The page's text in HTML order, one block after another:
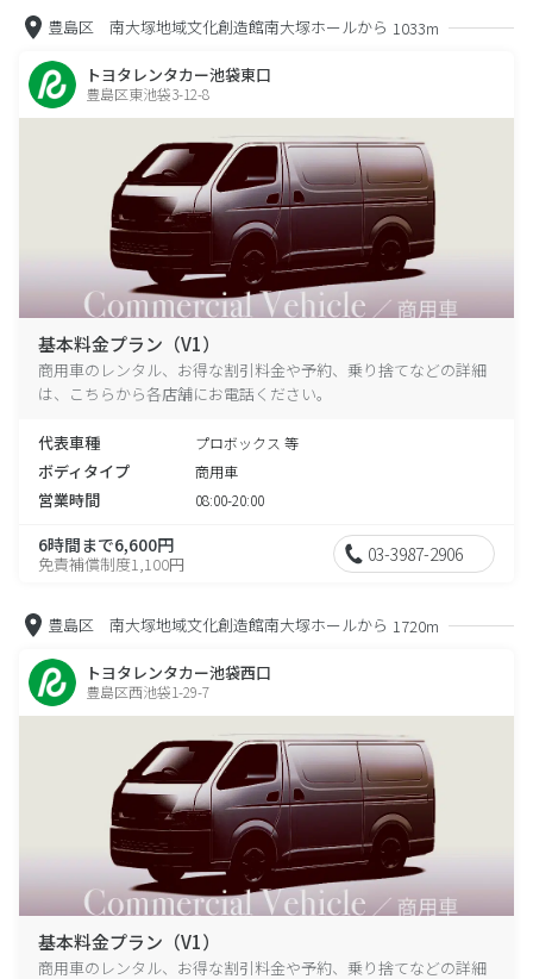
豊島区 南大塚地域文化創造館南大塚ホールから 1033m
トヨタレンタカー池袋東口
豊島区東池袋3-12-8
基本料金プラン（V1）
商用車のレンタル、お得な割引料金や予約、乗り捨てなどの詳細
は、こちらから各店舗にお電話ください。
代表車種 プロボックス 等
ボディタイプ 商用車
営業時間 08:00-20:00
6時間まで6,600円
免責補償制度1,100円 03-3987-2906
豊島区 南大塚地域文化創造館南大塚ホールから 1720m
トヨタレンタカー池袋西口
豊島区西池袋1-29-7
基本料金プラン（V1）
商用車のレンタル、お得な割引料金や予約、乗り捨てなどの詳細